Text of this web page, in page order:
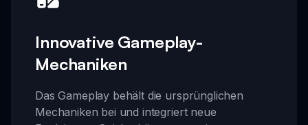
Innovative Gameplay-
Mechaniken
Das Gameplay behält die ursprünglichen
Mechaniken bei und integriert neue